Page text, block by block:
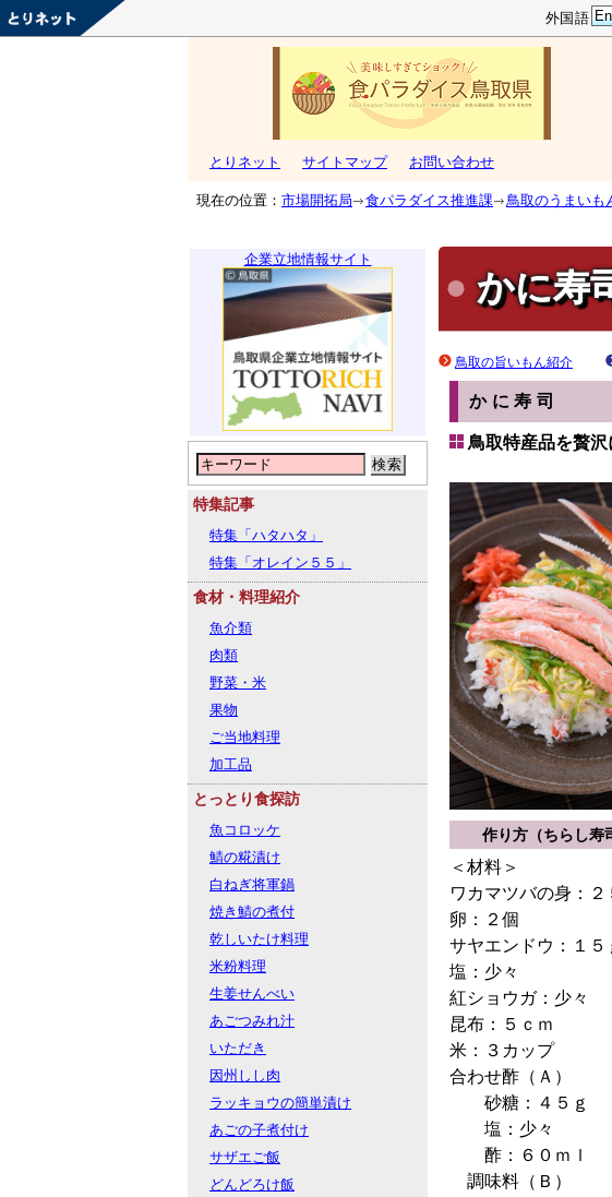
外国語
とりネット サイトマップ お問い合わせ
現在の位置： 市場開拓局 食パラダイス推進課 鳥取のうまいも
企業立地情報サイト
検索
特集記事
特集「ハタハタ」
特集「オレイン５５」
食材・料理紹介
魚介類
肉類
野菜・米
果物
ご当地料理
加工品
とっとり食探訪
魚コロッケ
鯖の糀漬け
白ねぎ将軍鍋
焼き鯖の煮付
乾しいたけ料理
米粉料理
生姜せんべい
あごつみれ汁
いただき
因州しし肉
ラッキョウの簡単漬け
あごの子煮付け
サザエご飯
どんどろけ飯
かに寿
鳥取の旨いもん紹介
かに寿司
鳥取特産品を贅沢
作り方（ちらし寿
＜材料＞
ワカマツバの身：２
卵：２個
サヤエンドウ：１５
塩：少々
紅ショウガ：少々
昆布：５ｃｍ
米：３カップ
合わせ酢（Ａ）
砂糖：４５ｇ
塩：少々
酢：６０ｍｌ
調味料（Ｂ）